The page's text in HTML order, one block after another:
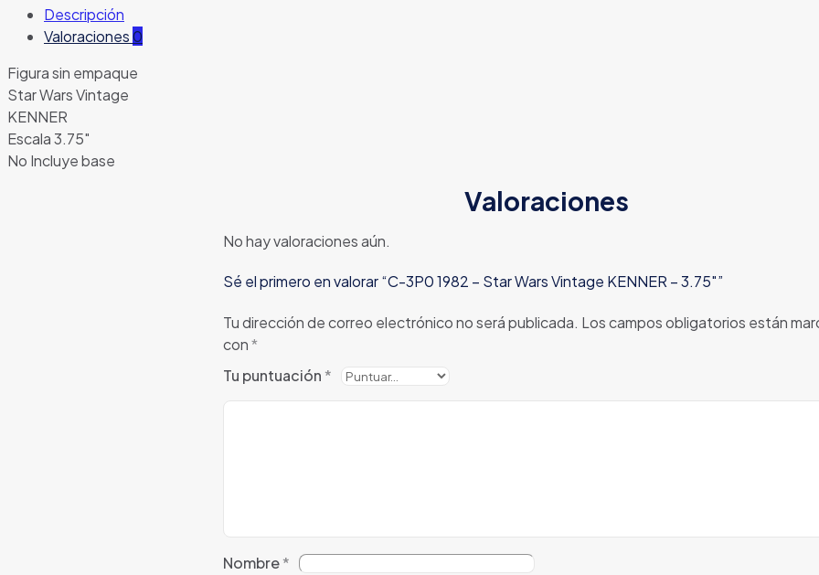
Descripción
Valoraciones0
Figura sin empaque
Star Wars Vintage
KENNER
Escala 3.75″
No Incluye base
Valoraciones
No hay valoraciones aún.
Sé el primero en valorar “C-3P0 1982 – Star Wars Vintage KENNER – 3.75″”
Tu dirección de correo electrónico no será publicada. Los campos obligatorios están
con*
Tu puntuación*
Nombre*